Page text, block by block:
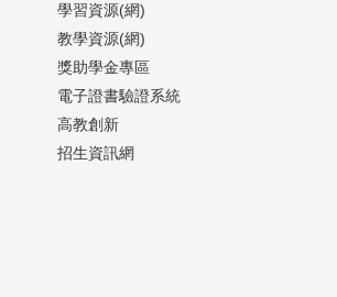
學習資源(網)
教學資源(網)
獎助學金專區
電子證書驗證系統
高教創新
招生資訊網